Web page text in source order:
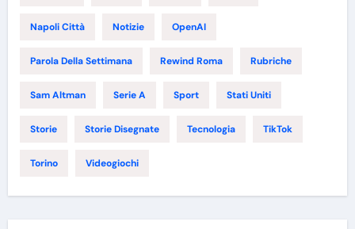
Napoli Città Notizie OpenAI
Parola Della Settimana Rewind Roma Rubriche
Sam Altman Serie A Sport Stati Uniti
Storie Storie Disegnate Tecnologia TikTok
Torino Videogiochi